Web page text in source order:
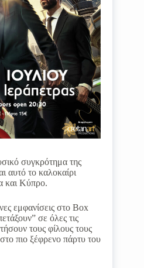
συγκρότημα της
αυτό το καλοκαίρι
και Κύπρο.
εμφανίσεις στο Βox
σε όλες τις
τους φίλους τους
πιο ξέφρενο πάρτυ του